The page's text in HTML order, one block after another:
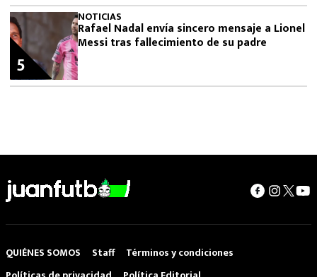
NOTICIAS
Rafael Nadal envía sincero mensaje a Lionel
Messi tras fallecimiento de su padre
5
QUIÉNES SOMOS Staff
Términos y condiciones